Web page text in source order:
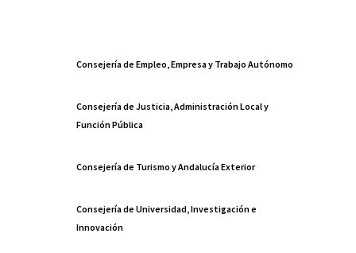
Consejería de Empleo, Empresa y Trabajo Autónomo
Consejería de Justicia, Administración Local y
Función Pública
Consejería de Turismo y Andalucía Exterior
Consejería de Universidad, Investigación e
Innovación